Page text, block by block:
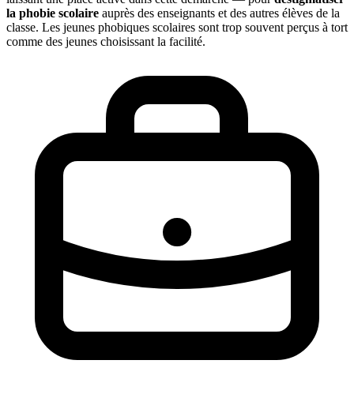
la phobie scolaire auprès des enseignants et des autres élèves de la
classe. Les jeunes phobiques scolaires sont trop souvent perçus à tort
comme des jeunes choisissant la facilité.